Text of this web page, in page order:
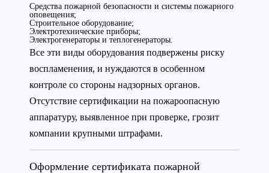
Средства пожарной безопасности и системы пожарного
оповещения;
Строительное оборудование;
Электротехнические приборы;
Электрогенераторы и теплогенераторы.
Все эти виды оборудования подвержены риску
воспламенения, и нуждаются в особенном
контроле со стороны надзорных органов.
Отсутствие сертификации на пожароопасную
аппаратуру, выявленное при проверке, грозит
компании крупными штрафами.
Оформление сертификата пожарной